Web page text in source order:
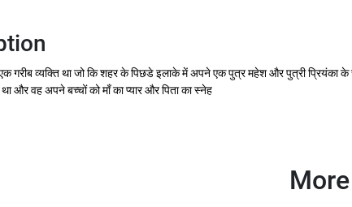
गरीब व्यक्ति था जो कि शहर के पिछडे इलाके में अपने एक पुत्र महेश और पुत्री प्रियंका
था और वह अपने बच्चों को माँ का प्यार और पिता का स्नेह